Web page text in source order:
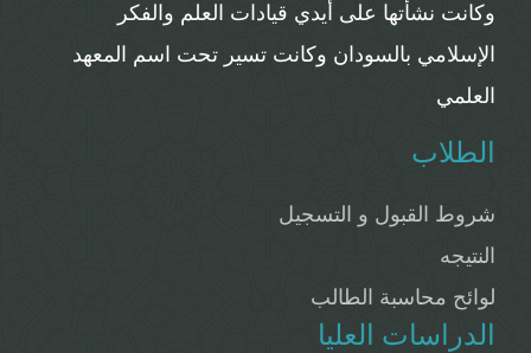
وكانت نشأتها على أيدي قيادات العلم والفكر
الإسلامي بالسودان وكانت تسير تحت اسم المعهد
العلمي
الطلاب
شروط القبول و التسجيل
النتيجه
لوائح محاسبة الطالب
الدراسات العليا